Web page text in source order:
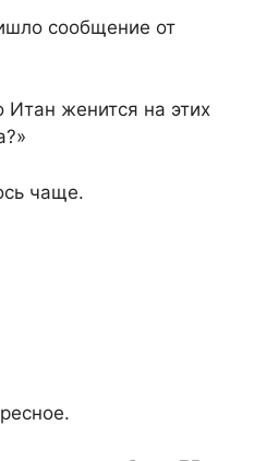
сообщение от
женится на этих
чаще.